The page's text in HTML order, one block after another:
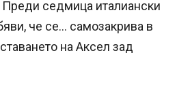
Преди седмица италиански
че се... самозакрива в
на Аксел зад